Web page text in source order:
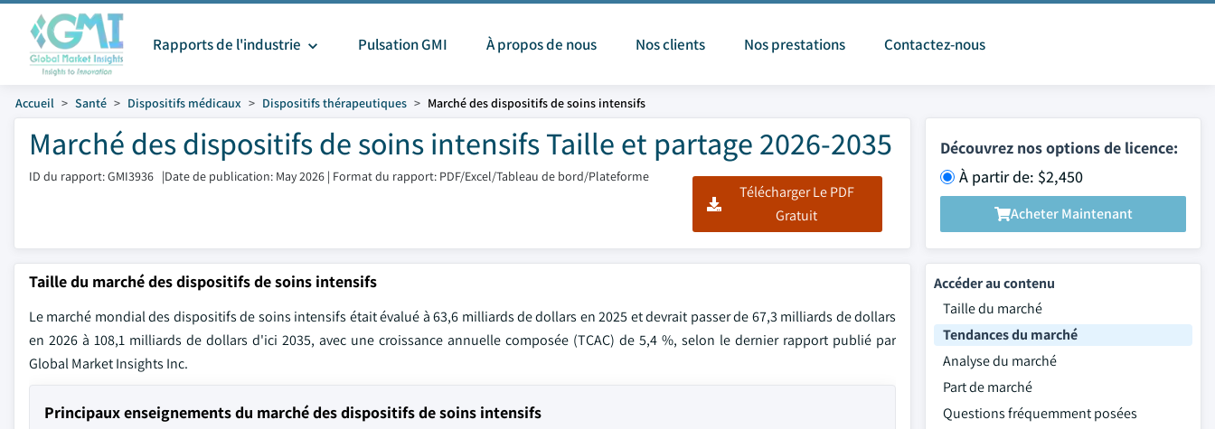
Rapports de l'industrie Pulsation GMI À propos de nous Nos clients Nos prestations Contactez-nous
Accueil Santé Dispositifs médicaux Dispositifs thérapeutiques Marché des dispositifs de soins intensifs
Marché des dispositifs de soins intensifs Taille et partage 2026-2035
ID du rapport: GMI3936 |Date de publication: May 2026 | Format du rapport: PDF/Excel/Tableau de bord/Plateforme
Télécharger Le PDF
Gratuit
Découvrez nos options de licence:
À partir de: $2,450
Acheter Maintenant
Taille du marché des dispositifs de soins intensifs
Le marché mondial des dispositifs de soins intensifs était évalué à 63,6 milliards de dollars en 2025 et devrait passer de 67,3 milliards de dollars
en 2026 à 108,1 milliards de dollars d'ici 2035, avec une croissance annuelle composée (TCAC) de 5,4 %, selon le dernier rapport publié par
Global Market Insights Inc.
Principaux enseignements du marché des dispositifs de soins intensifs
Accéder au contenu
Taille du marché
Tendances du marché
Analyse du marché
Part de marché
Questions fréquemment posées